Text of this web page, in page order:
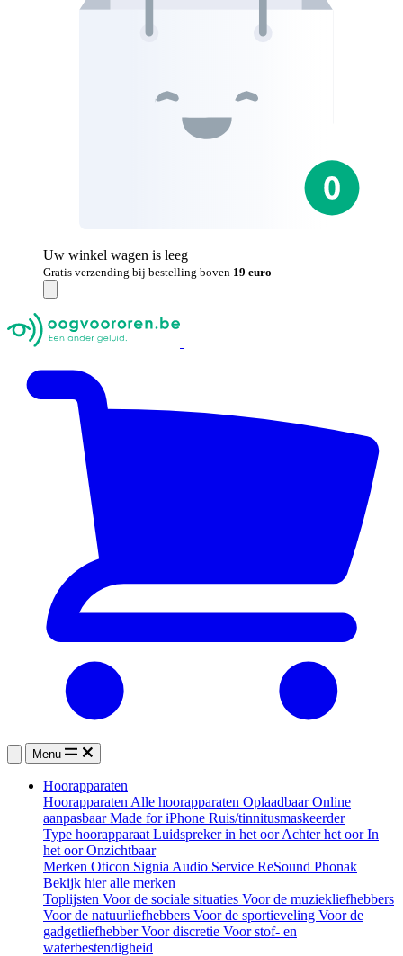
Uw winkel wagen is leeg
Gratis verzending bij bestelling boven 19 euro
Menu
Hoorapparaten
Hoorapparaten Alle hoorapparaten OplaadbaarOnline
aanpasbaarMade for iPhone Ruis/tinnitusmaskeerder
Type hoorapparaat Luidspreker in het oorAchter het oorIn
het oorOnzichtbaar
Merken Oticon Signia Audio Service ReSound Phonak
Bekijk hier alle merken
Toplijsten Voor de sociale situaties Voor de muziekliefhebbers
Voor de natuurliefhebbers Voor de sportieveling Voor de
gadgetliefhebberVoor discretie Voor stof- en
waterbestendigheid